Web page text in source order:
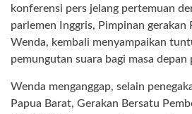
konferensi pers jelang pertemuan
parlemen Inggris, Pimpinan gerakan
Wenda, kembali menyampaikan
pemungutan suara bagi masa depan
Wenda menganggap, selain
Papua Barat, Gerakan Bersatu